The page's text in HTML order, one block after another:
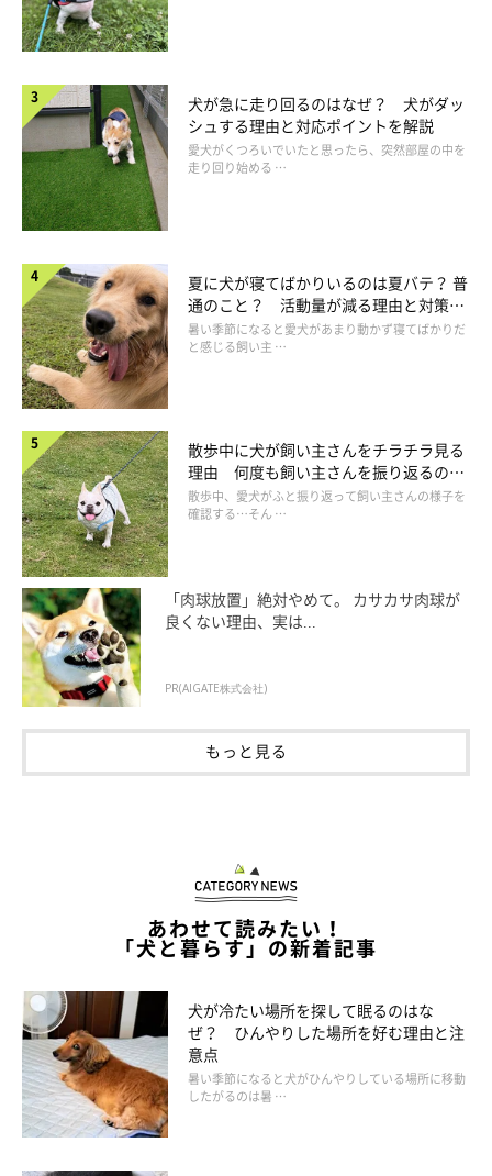
犬が急に走り回るのはなぜ？ 犬がダッ
シュする理由と対応ポイントを解説
愛犬がくつろいでいたと思ったら、突然部屋の中を
走り回り始める …
夏に犬が寝てばかりいるのは夏バテ？ 普
通のこと？ 活動量が減る理由と対策と
は
暑い季節になると愛犬があまり動かず寝てばかりだ
と感じる飼い主 …
散歩中に犬が飼い主さんをチラチラ見る
理由 何度も飼い主さんを振り返るのは
なぜ？
散歩中、愛犬がふと振り返って飼い主さんの様子を
確認する…そん …
「肉球放置」絶対やめて。 カサカサ肉球が
良くない理由、実は...
PR(AIGATE株式会社)
もっと見る
あわせて読みたい！
「犬と暮らす」の新着記事
犬が冷たい場所を探して眠るのはな
ぜ？ ひんやりした場所を好む理由と注
意点
暑い季節になると犬がひんやりしている場所に移動
したがるのは暑 …